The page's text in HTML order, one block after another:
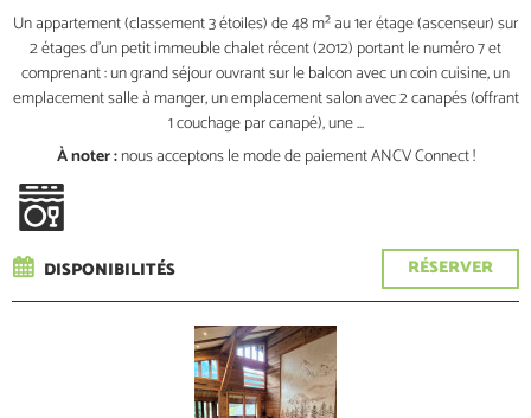
Un appartement (classement 3 étoiles) de 48 m² au 1er étage (ascenseur) sur
2 étages d’un petit immeuble chalet récent (2012) portant le numéro 7 et
comprenant : un grand séjour ouvrant sur le balcon avec un coin cuisine, un
emplacement salle à manger, un emplacement salon avec 2 canapés (offrant
1 couchage par canapé), une ...
À noter :nous acceptons le mode de paiement ANCV Connect !
RÉSERVER
DISPONIBILITÉS